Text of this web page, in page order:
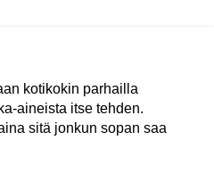
kotikokin parhailla
aineista itse tehden.
sitä jonkun sopan saa